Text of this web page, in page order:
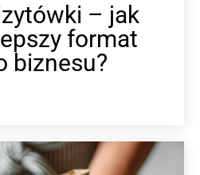
– jak
format
biznesu?